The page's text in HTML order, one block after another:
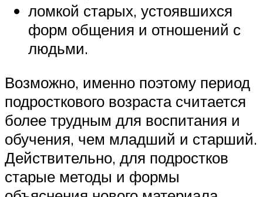
ломкой старых, устоявшихся
форм общения и отношений с
людьми.
Возможно, именно поэтому период
подросткового возраста считается
более трудным для воспитания и
обучения, чем младший и старший.
Действительно, для подростков
старые методы и формы